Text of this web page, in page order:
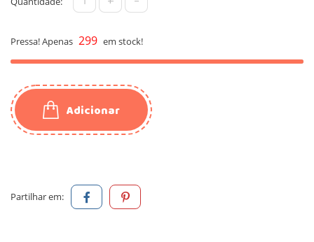
Pressa! Apenas 299 em stock!
Adicionar
Partilhar em: